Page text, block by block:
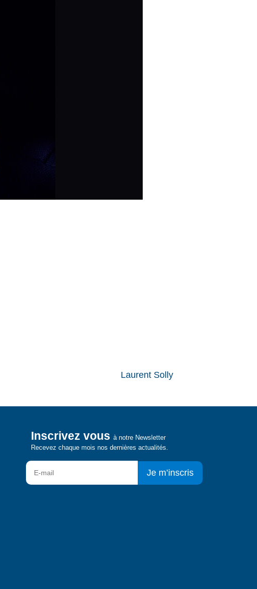
Laurent Solly
Inscrivez vous à notre Newsletter
Recevez chaque mois nos dernières actualités.
Je m’inscris